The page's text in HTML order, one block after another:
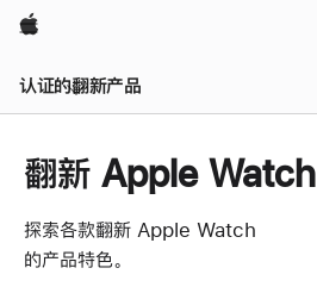
Apple
认证的翻新产品
翻新 Apple Watch
探索各款翻新 Apple Watch
的产品特色。